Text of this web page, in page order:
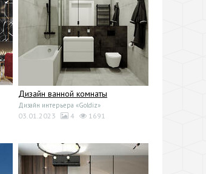
Дизайн ванной комнаты
Дизайн интерьера «Goldiz»
03.01.2023 4 1691